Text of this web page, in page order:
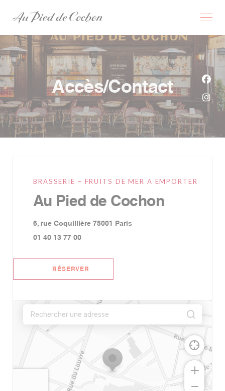
Accès/Contact
BRASSERIE – FRUITS DE MER A EMPORTER
Au Pied de Cochon
6, rue Coquillière 75001 Paris
01 40 13 77 00
RÉSERVER